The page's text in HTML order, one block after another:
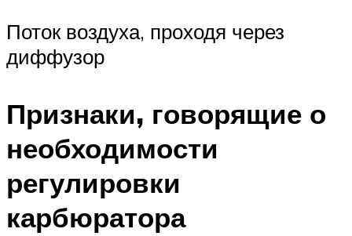
Поток воздуха, проходя через
диффузор
Признаки, говорящие о
необходимости
регулировки
карбюратора